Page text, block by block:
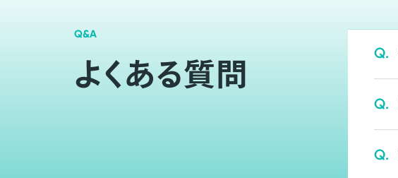
Q&A
よくある質問
Q.
Q.
Q.